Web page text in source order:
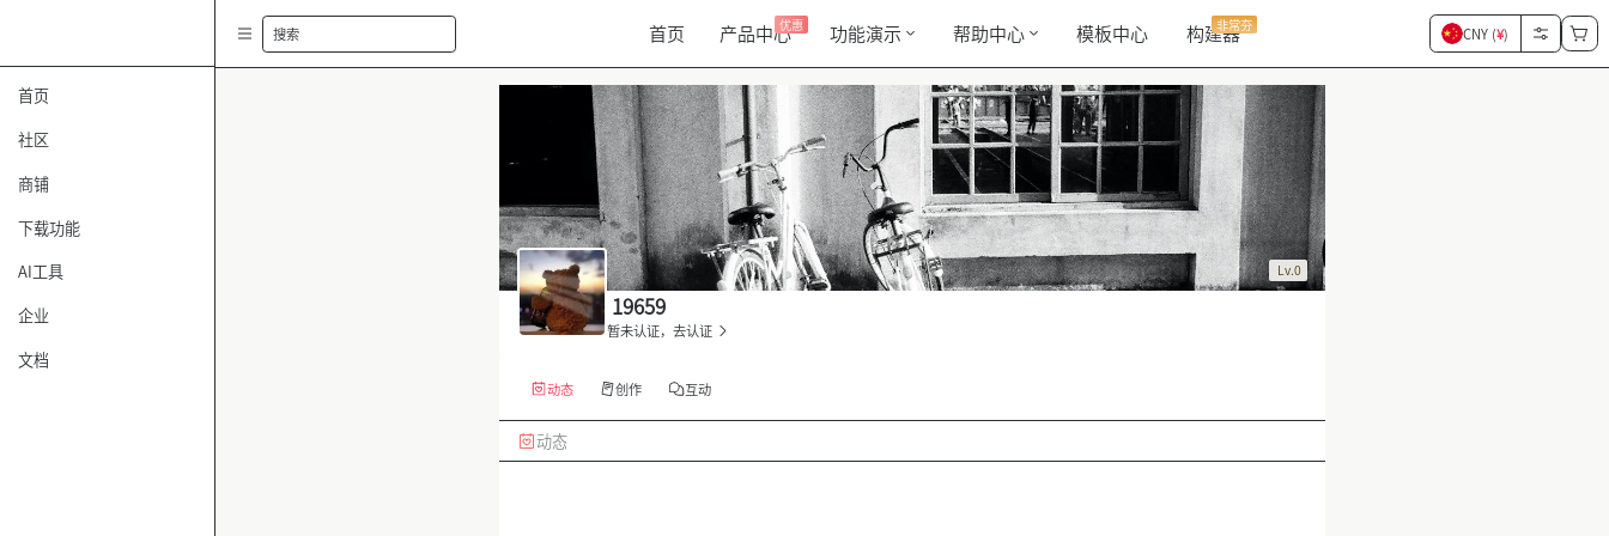
首页
社区
商铺
下载功能
AI工具
企业
文档
搜索 首页 产品中心优惠 功能演示 帮助中心 模板中心 构建器
非常夯 CNY (¥)
Lv.0
19659
暂未认证，去认证
动态 创作 互动
动态